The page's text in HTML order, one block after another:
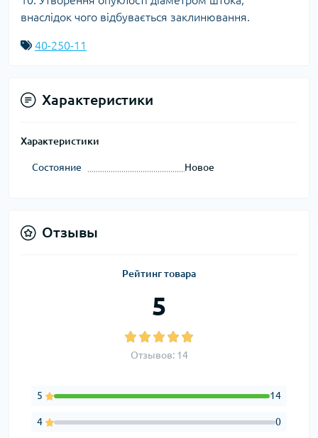
внаслідок чого відбувається заклинювання.
40-250-11
Характеристики
Характеристики
Состояние Новое
Отзывы
Рейтинг товара
5
Отзывов: 14
5 14
4 0